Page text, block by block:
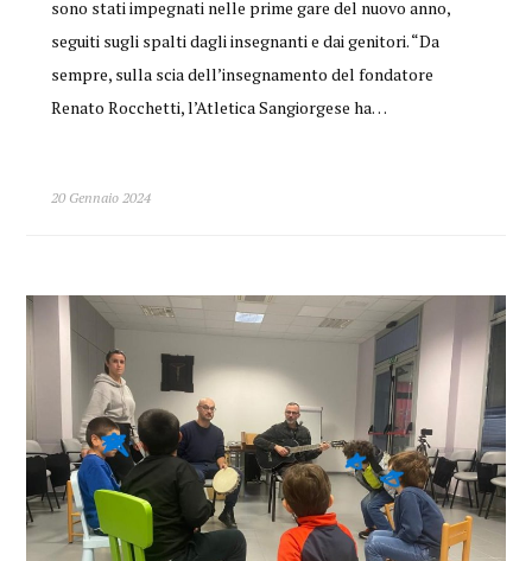
sono stati impegnati nelle prime gare del nuovo anno,
seguiti sugli spalti dagli insegnanti e dai genitori. “Da
sempre, sulla scia dell’insegnamento del fondatore
Renato Rocchetti, l’Atletica Sangiorgese ha…
20 Gennaio 2024